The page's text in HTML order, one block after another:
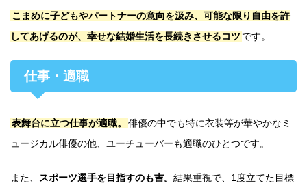
こまめに子どもやパートナーの意向を汲み、可能な限り自由を許
してあげるのが、幸せな結婚生活を長続きさせるコツ です。
仕事・適職
表舞台に立つ仕事が適職。
俳優の中でも特に衣装等が華やかなミ
ュージカル俳優の他、ユーチューバーも適職のひとつです。
また、 スポーツ選手を目指すのも吉。 結果重視で、1度立てた目標